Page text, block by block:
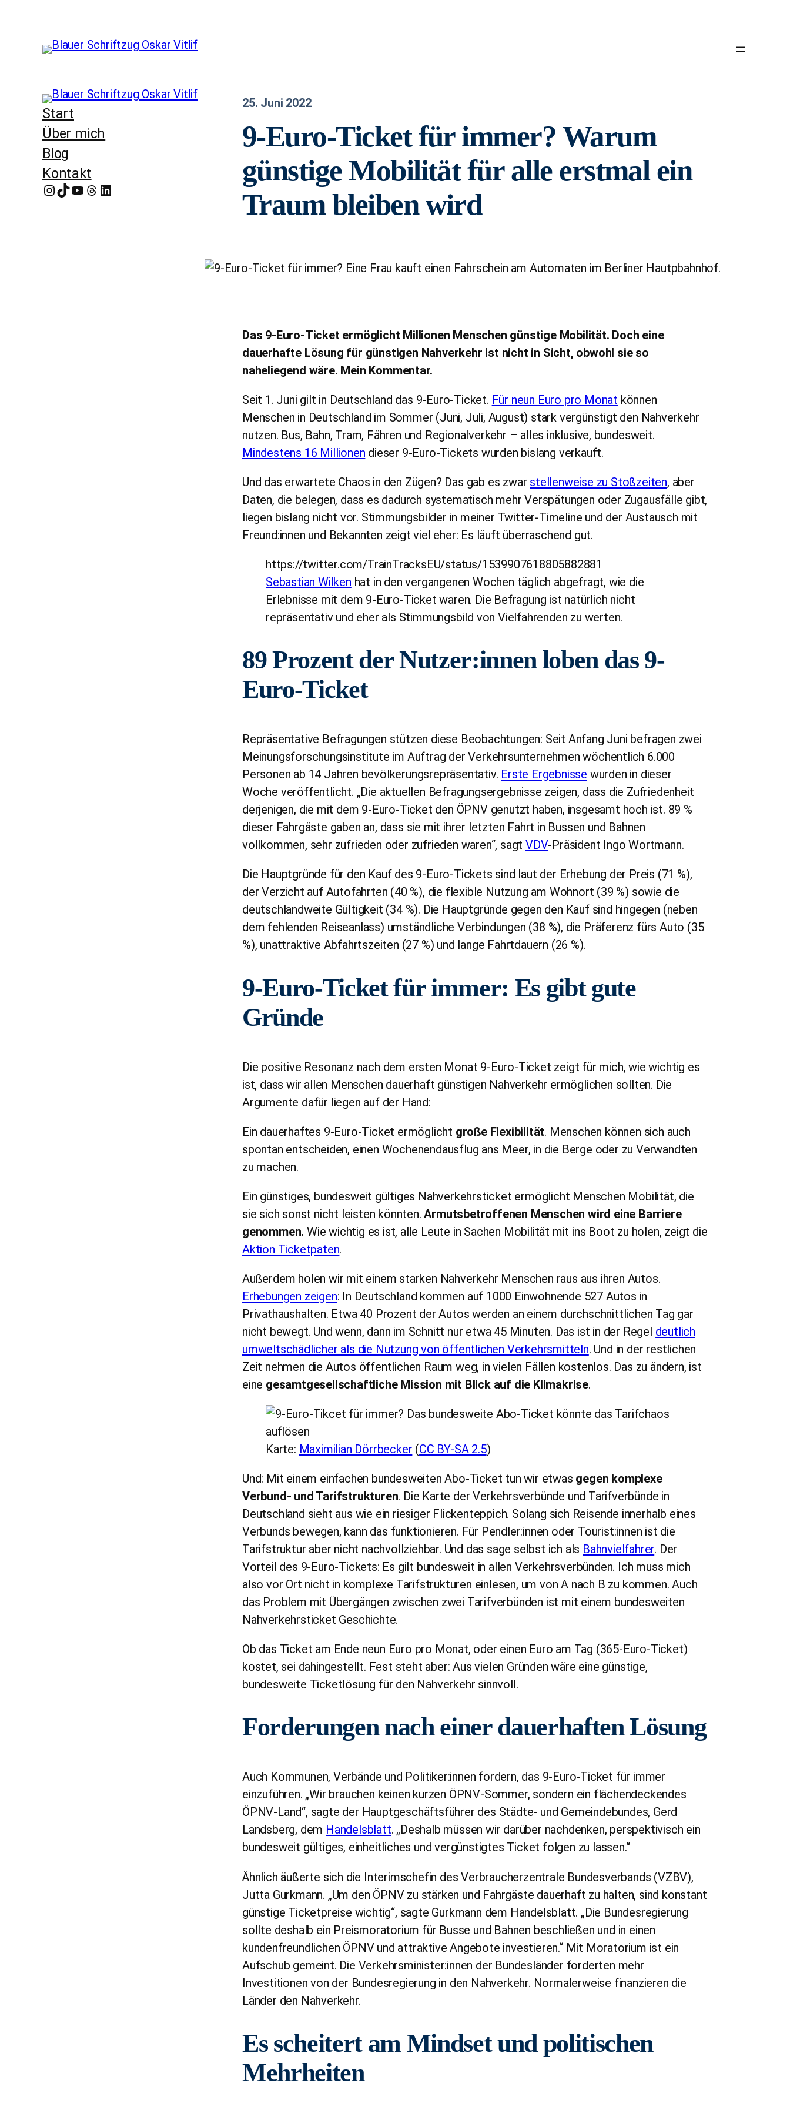
Start
Über mich
Blog
Kontakt
InstagramTikTok YouTube Threads LinkedIn
25. Juni 2022
9-Euro-Ticket für immer? Warum
günstige Mobilität für alle erstmal ein
Traum bleiben wird
Das 9-Euro-Ticket ermöglicht Millionen Menschen günstige Mobilität. Doch eine
dauerhafte Lösung für günstigen Nahverkehr ist nicht in Sicht, obwohl sie so
naheliegend wäre. Mein Kommentar.
Seit 1. Juni gilt in Deutschland das 9-Euro-Ticket. Für neun Euro pro Monat können
Menschen in Deutschland im Sommer (Juni, Juli, August) stark vergünstigt den Nahverkehr
nutzen. Bus, Bahn, Tram, Fähren und Regionalverkehr – alles inklusive, bundesweit.
Mindestens 16 Millionen dieser 9-Euro-Tickets wurden bislang verkauft.
Und das erwartete Chaos in den Zügen? Das gab es zwar stellenweise zu Stoßzeiten, aber
Daten, die belegen, dass es dadurch systematisch mehr Verspätungen oder Zugausfälle gibt,
liegen bislang nicht vor. Stimmungsbilder in meiner Twitter-Timeline und der Austausch mit
Freund:innen und Bekannten zeigt viel eher: Es läuft überraschend gut.
https://twitter.com/TrainTracksEU/status/1539907618805882881
Sebastian Wilken hat in den vergangenen Wochen täglich abgefragt, wie die
Erlebnisse mit dem 9-Euro-Ticket waren. Die Befragung ist natürlich nicht
repräsentativ und eher als Stimmungsbild von Vielfahrenden zu werten.
89 Prozent der Nutzer:innen loben das 9-
Euro-Ticket
Repräsentative Befragungen stützen diese Beobachtungen: Seit Anfang Juni befragen zwei
Meinungsforschungsinstitute im Auftrag der Verkehrsunternehmen wöchentlich 6.000
Personen ab 14 Jahren bevölkerungsrepräsentativ. Erste Ergebnisse wurden in dieser
Woche veröffentlicht. „Die aktuellen Befragungsergebnisse zeigen, dass die Zufriedenheit
derjenigen, die mit dem 9-Euro-Ticket den ÖPNV genutzt haben, insgesamt hoch ist. 89 %
dieser Fahrgäste gaben an, dass sie mit ihrer letzten Fahrt in Bussen und Bahnen
vollkommen, sehr zufrieden oder zufrieden waren“, sagt VDV-Präsident Ingo Wortmann.
Die Hauptgründe für den Kauf des 9-Euro-Tickets sind laut der Erhebung der Preis (71 %),
der Verzicht auf Autofahrten (40 %), die flexible Nutzung am Wohnort (39 %) sowie die
deutschlandweite Gültigkeit (34 %). Die Hauptgründe gegen den Kauf sind hingegen (neben
dem fehlenden Reiseanlass) umständliche Verbindungen (38 %), die Präferenz fürs Auto (35
%), unattraktive Abfahrtszeiten (27 %) und lange Fahrtdauern (26 %).
9-Euro-Ticket für immer: Es gibt gute
Gründe
Die positive Resonanz nach dem ersten Monat 9-Euro-Ticket zeigt für mich, wie wichtig es
ist, dass wir allen Menschen dauerhaft günstigen Nahverkehr ermöglichen sollten. Die
Argumente dafür liegen auf der Hand:
Ein dauerhaftes 9-Euro-Ticket ermöglicht große Flexibilität. Menschen können sich auch
spontan entscheiden, einen Wochenendausflug ans Meer, in die Berge oder zu Verwandten
zu machen.
Ein günstiges, bundesweit gültiges Nahverkehrsticket ermöglicht Menschen Mobilität, die
sie sich sonst nicht leisten könnten.Armutsbetroffenen Menschen wird eine Barriere
genommen. Wie wichtig es ist, alle Leute in Sachen Mobilität mit ins Boot zu holen, zeigt die
Aktion Ticketpaten.
Außerdem holen wir mit einem starken Nahverkehr Menschen raus aus ihren Autos.
Erhebungen zeigen: In Deutschland kommen auf 1000 Einwohnende 527 Autos in
Privathaushalten. Etwa 40 Prozent der Autos werden an einem durchschnittlichen Tag gar
nicht bewegt. Und wenn, dann im Schnitt nur etwa 45 Minuten. Das ist in der Regel deutlich
umweltschädlicher als die Nutzung von öffentlichen Verkehrsmitteln. Und in der restlichen
Zeit nehmen die Autos öffentlichen Raum weg, in vielen Fällen kostenlos. Das zu ändern, ist
eine gesamtgesellschaftliche Mission mit Blick auf die Klimakrise.
Karte: Maximilian Dörrbecker (CC BY-SA 2.5)
Und: Mit einem einfachen bundesweiten Abo-Ticket tun wir etwas gegen komplexe
Verbund- und Tarifstrukturen. Die Karte der Verkehrsverbünde und Tarifverbünde in
Deutschland sieht aus wie ein riesiger Flickenteppich. Solang sich Reisende innerhalb eines
Verbunds bewegen, kann das funktionieren. Für Pendler:innen oder Tourist:innen ist die
Tarifstruktur aber nicht nachvollziehbar. Und das sage selbst ich als Bahnvielfahrer. Der
Vorteil des 9-Euro-Tickets: Es gilt bundesweit in allen Verkehrsverbünden. Ich muss mich
also vor Ort nicht in komplexe Tarifstrukturen einlesen, um von A nach B zu kommen. Auch
das Problem mit Übergängen zwischen zwei Tarifverbünden ist mit einem bundesweiten
Nahverkehrsticket Geschichte.
Ob das Ticket am Ende neun Euro pro Monat, oder einen Euro am Tag (365-Euro-Ticket)
kostet, sei dahingestellt. Fest steht aber: Aus vielen Gründen wäre eine günstige,
bundesweite Ticketlösung für den Nahverkehr sinnvoll.
Forderungen nach einer dauerhaften Lösung
Auch Kommunen, Verbände und Politiker:innen fordern, das 9-Euro-Ticket für immer
einzuführen. „Wir brauchen keinen kurzen ÖPNV-Sommer, sondern ein flächendeckendes
ÖPNV-Land“, sagte der Hauptgeschäftsführer des Städte- und Gemeindebundes, Gerd
Landsberg, dem Handelsblatt. „Deshalb müssen wir darüber nachdenken, perspektivisch ein
bundesweit gültiges, einheitliches und vergünstigtes Ticket folgen zu lassen.“
Ähnlich äußerte sich die Interimschefin des Verbraucherzentrale Bundesverbands (VZBV),
Jutta Gurkmann. „Um den ÖPNV zu stärken und Fahrgäste dauerhaft zu halten, sind konstant
günstige Ticketpreise wichtig“, sagte Gurkmann dem Handelsblatt. „Die Bundesregierung
sollte deshalb ein Preismoratorium für Busse und Bahnen beschließen und in einen
kundenfreundlichen ÖPNV und attraktive Angebote investieren.“ Mit Moratorium ist ein
Aufschub gemeint. Die Verkehrsminister:innen der Bundesländer forderten mehr
Investitionen von der Bundesregierung in den Nahverkehr. Normalerweise finanzieren die
Länder den Nahverkehr.
Es scheitert am Mindset und politischen
Mehrheiten